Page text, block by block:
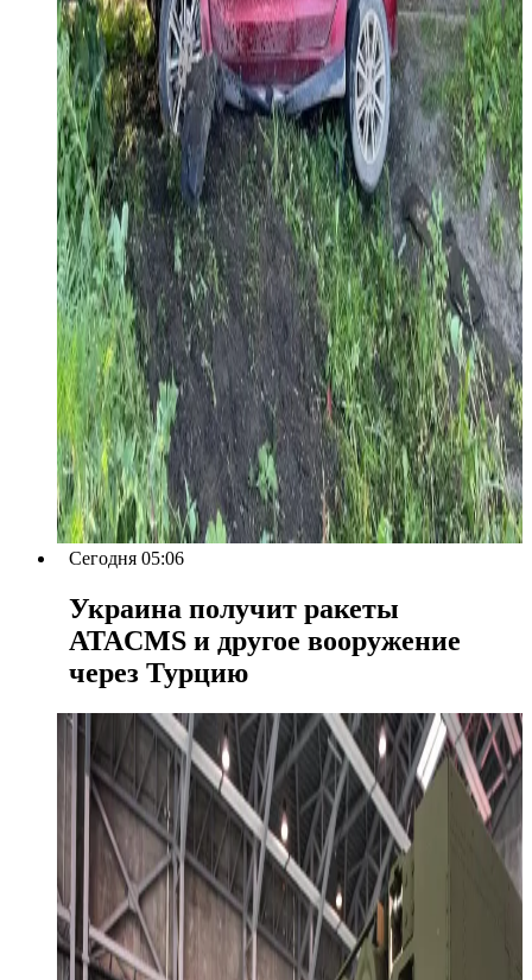
Сегодня 05:06
Украина получит ракеты
ATACMS и другое вооружение
через Турцию